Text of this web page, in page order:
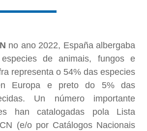
no ano 2022, España albergaba
de animais, fungos e
representa o 54% das especies
Europa e preto do 5% das
Un número importante
han catalogadas pola Lista
(e/o por Catálogos Nacionais